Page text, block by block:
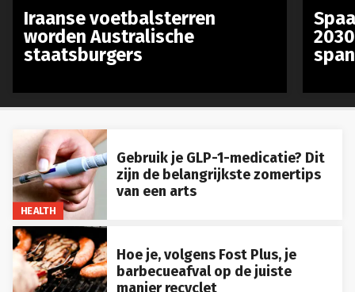
HEALTH
Gebruik je GLP-1-medicatie? Dit
zijn de belangrijkste zomertips
van een arts
Hoe je, volgens Fost Plus, je
barbecueafval op de juiste
manier recyclet
Iraanse voetbalsterren
worden Australische
staatsburgers